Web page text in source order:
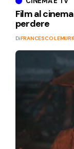
Film al
perdere
DiFRANCESCO LEMURI